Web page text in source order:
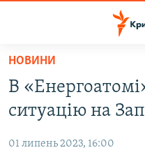
Перейти
основного
матеріалу
Перейти
до
ВОДА.КРИМ
ВІДЕО ТА ФОТО
ПОЛІТИКА
НОВИНИ
В
ситуацію на
01 липень 2023, 16:00